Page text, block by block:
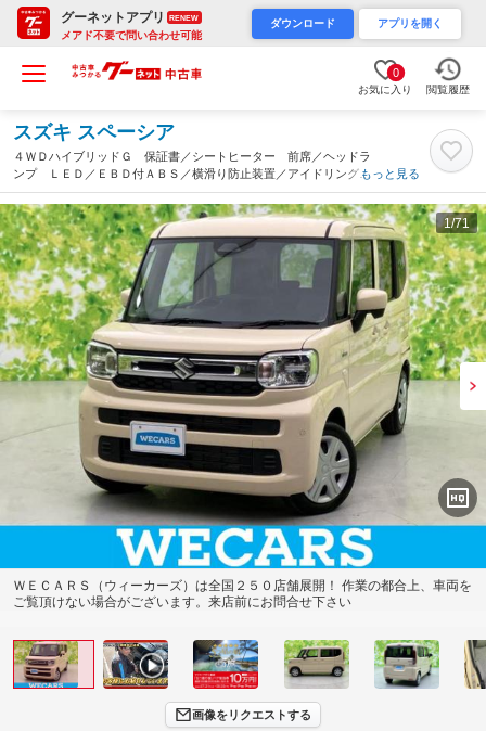
グーネットアプリ RENEW
メアド不要で問い合わせ可能
ダウンロード アプリを開く
0
お気に入り 閲覧履歴
スズキ スペーシア
４ＷＤハイブリッドＧ 保証書／シートヒーター 前席／ヘッドラ
ンプ ＬＥＤ／ＥＢＤ付ＡＢＳ／横滑り防止装置／アイドリングス
トップ／禁煙車／エアバッグ 運転席／エアバッグ 助手席／エア
バッグ サイド／パワーウインドウ（青森県）
もっと見る
1/71
ＷＥＣＡＲＳ（ウィーカーズ）は全国２５０店舗展開！ 作業の都合上、車両を
ご覧頂けない場合がございます。来店前にお問合せ下さい
画像をリクエストする